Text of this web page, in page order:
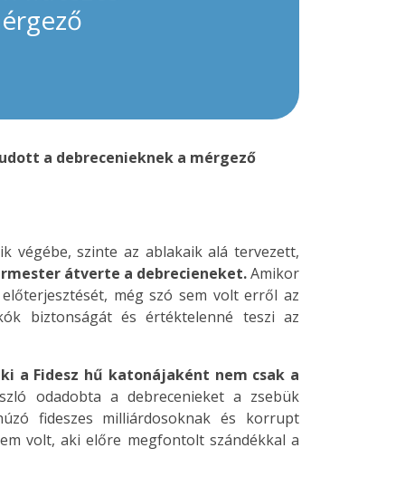
a debrecenieknek a mérgező
végébe, szinte az ablakaik alá tervezett,
átverte a debrecieneket.Amikor
még szó sem volt erről az
biztonságát és értéktelenné teszi az
a Fidesz hű katonájaként nem csak a
odadobta a debrecenieket a zsebük
fideszes milliárdosoknak és korrupt
volt, aki előre megfontolt szándékkal a